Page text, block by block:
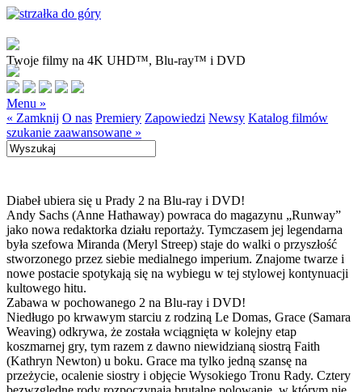
Twoje filmy na 4K UHD™, Blu-ray™ i DVD
Menu »
« Zamknij O nas Premiery Zapowiedzi Newsy Katalog filmów
szukanie zaawansowane »
Diabeł ubiera się u Prady 2 na Blu-ray i DVD!
Andy Sachs (Anne Hathaway) powraca do magazynu „Runway”
jako nowa redaktorka działu reportaży. Tymczasem jej legendarna
była szefowa Miranda (Meryl Streep) staje do walki o przyszłość
stworzonego przez siebie medialnego imperium. Znajome twarze i
nowe postacie spotykają się na wybiegu w tej stylowej kontynuacji
kultowego hitu.
Zabawa w pochowanego 2 na Blu-ray i DVD!
Niedługo po krwawym starciu z rodziną Le Domas, Grace (Samara
Weaving) odkrywa, że została wciągnięta w kolejny etap
koszmarnej gry, tym razem z dawno niewidzianą siostrą Faith
(Kathryn Newton) u boku. Grace ma tylko jedną szansę na
przeżycie, ocalenie siostry i objęcie Wysokiego Tronu Rady. Cztery